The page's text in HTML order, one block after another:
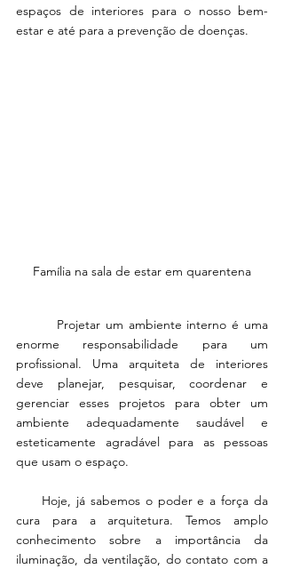
espaços de interiores para o nosso bem-
estar e até para a prevenção de doenças.
Família na sala de estar em quarentena
enorme responsabilidade para um
profissional. Uma arquiteta de interiores
deve planejar, pesquisar, coordenar e
gerenciar esses projetos para obter um
ambiente adequadamente saudável e
esteticamente agradável para as pessoas
que usam o espaço.
cura para a arquitetura. Temos amplo
conhecimento sobre a importância da
iluminação, da ventilação, do contato com a